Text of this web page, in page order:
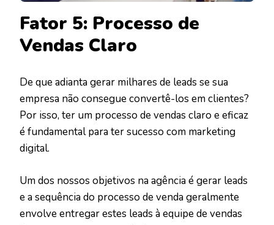
Fator 5: Processo de
Vendas Claro
De que adianta gerar milhares de leads se sua
empresa não consegue convertê-los em clientes?
Por isso, ter um processo de vendas claro e eficaz
é fundamental para ter sucesso com marketing
digital.
Um dos nossos objetivos na agência é gerar leads
e a sequência do processo de venda geralmente
envolve entregar estes leads à equipe de vendas